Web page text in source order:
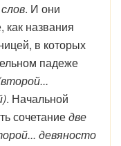
. И они
названия
в которых
падеже
. Начальной
сочетаниедве
девяносто